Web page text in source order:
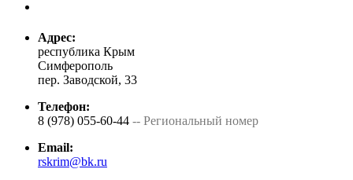
Адрес:
республика Крым
Симферополь
пер. Заводской, 33
Телефон:
8 (978) 055-60-44 -- Региональный номер
Email:
rskrim@bk.ru